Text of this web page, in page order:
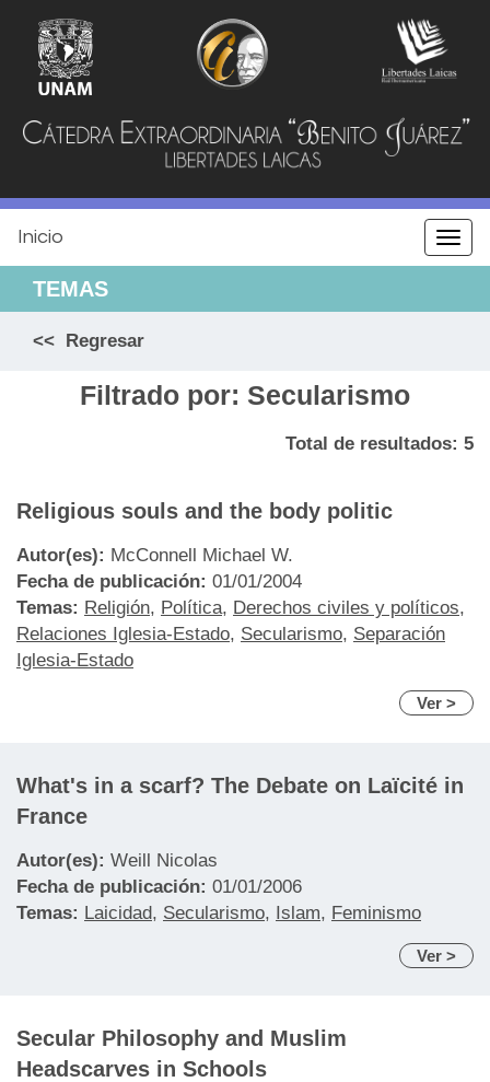
navigation
Inicio
TEMAS
<< Regresar
Filtrado por: Secularismo
Total de resultados: 5
Religious souls and the body politic
Autor(es): McConnell Michael W.
Fecha de publicación: 01/01/2004
Temas: Religión, Política, Derechos civiles y políticos,
Relaciones Iglesia-Estado, Secularismo, Separación
Iglesia-Estado
Ver >
What's in a scarf? The Debate on Laïcité in
France
Autor(es): Weill Nicolas
Fecha de publicación: 01/01/2006
Temas: Laicidad, Secularismo, Islam, Feminismo
Ver >
Secular Philosophy and Muslim
Headscarves in Schools